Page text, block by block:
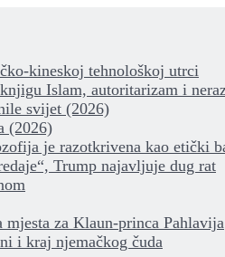
kineskoj tehnološkoj utrci
Islam, autoritarizam i
svijet (2026)
(2026)
je razotkrivena kao etički
Trump najavljuje dug rat
mjesta za Klaun-princa Pahlavija
i kraj njemačkog čuda